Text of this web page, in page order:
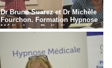
Dr Bruno Suarez et Dr Michèle
Fourchon. Formation Hypnose
Médicale en Radiodiagnostic,